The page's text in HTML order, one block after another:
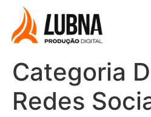
Categoria
Redes